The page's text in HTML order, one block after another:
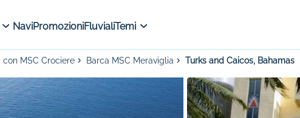
NaviPromozioniFluvialiTemi
con MSC Crociere Barca MSC Meraviglia Turks and Caicos, Bahamas